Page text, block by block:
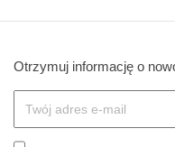
Otrzymuj informację o